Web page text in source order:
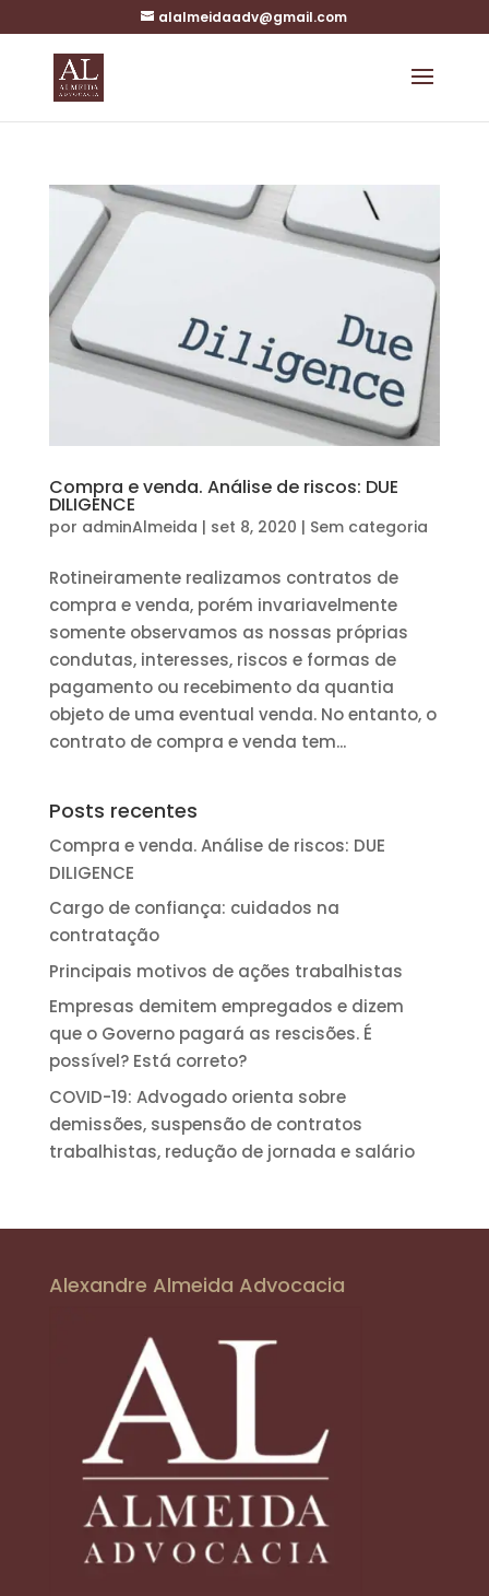
alalmeidaadv@gmail.com
Compra e venda. Análise de riscos: DUE
DILIGENCE
por adminAlmeida | set 8, 2020 | Sem categoria
Rotineiramente realizamos contratos de
compra e venda, porém invariavelmente
somente observamos as nossas próprias
condutas, interesses, riscos e formas de
pagamento ou recebimento da quantia
objeto de uma eventual venda. No entanto, o
contrato de compra e venda tem...
Posts recentes
Compra e venda. Análise de riscos: DUE
DILIGENCE
Cargo de confiança: cuidados na
contratação
Principais motivos de ações trabalhistas
Empresas demitem empregados e dizem
que o Governo pagará as rescisões. É
possível? Está correto?
COVID-19: Advogado orienta sobre
demissões, suspensão de contratos
trabalhistas, redução de jornada e salário
Alexandre Almeida Advocacia